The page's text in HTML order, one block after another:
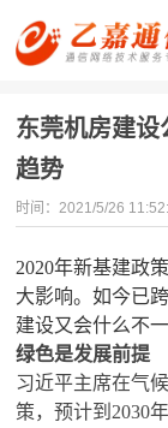
东莞机房建
趋势
时间：2021/5/26
2020年新基建政
大影响。如今已
建设又会什么不
绿色是发展前提
习近平主席在气
策，预计到2030